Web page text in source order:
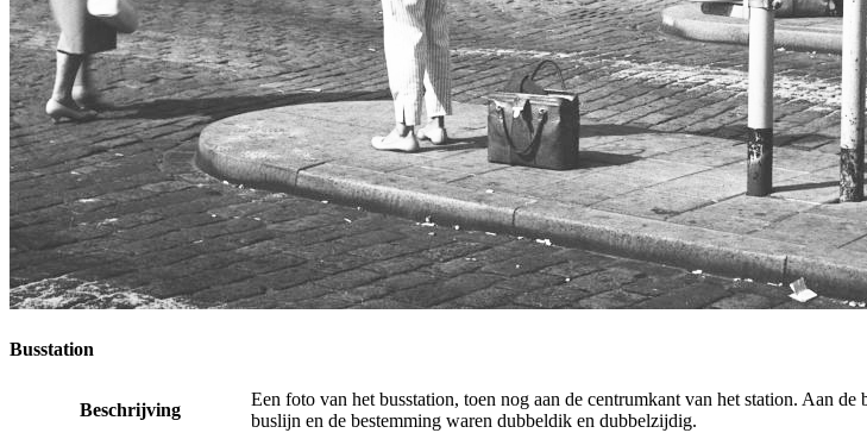
Busstation
Beschrijving
Een foto van het busstation, toen nog aan de centrumkant van het station. Aan
buslijn en de bestemming waren dubbeldik en dubbelzijdig.